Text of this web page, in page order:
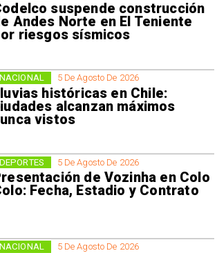
suspende construcción
Andes Norte en El Teniente
riesgos sísmicos
5 De Agosto De 2026
históricas en Chile:
alcanzan máximos
vistos
NACIONAL
5 De Agosto De 2026
de Vozinha en Colo
Fecha, Estadio y Contrato
DEPORTES
5 De Agosto De 2026
NACIONAL